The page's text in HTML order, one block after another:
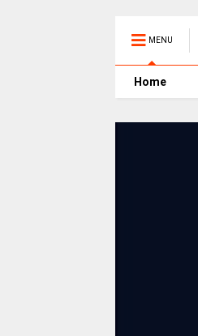
MENU
Home